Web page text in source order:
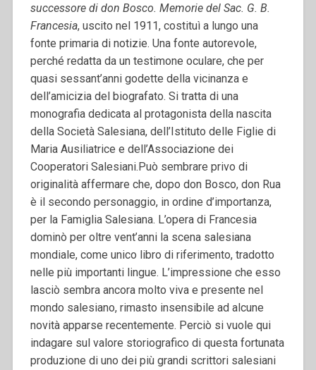
successore di don Bosco. Memorie del Sac. G. B.
Francesia, uscito nel 1911, costituì a lungo una
fonte primaria di notizie. Una fonte autorevole,
perché redatta da un testimone oculare, che per
quasi sessant’anni godette della vicinanza e
dell’amicizia del biografato. Si tratta di una
monografia dedicata al protagonista della nascita
della Società Salesiana, dell’Istituto delle Figlie di
Maria Ausiliatrice e dell’Associazione dei
Cooperatori Salesiani.Può sembrare privo di
originalità affermare che, dopo don Bosco, don Rua
è il secondo personaggio, in ordine d’importanza,
per la Famiglia Salesiana. L’opera di Francesia
dominò per oltre vent’anni la scena salesiana
mondiale, come unico libro di riferimento, tradotto
nelle più importanti lingue. L’impressione che esso
lasciò sembra ancora molto viva e presente nel
mondo salesiano, rimasto insensibile ad alcune
novità apparse recentemente. Perciò si vuole qui
indagare sul valore storiografico di questa fortunata
produzione di uno dei più grandi scrittori salesiani